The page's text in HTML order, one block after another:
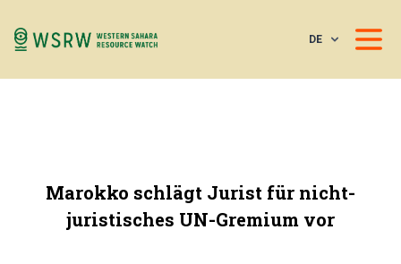
DE
Marokko schlägt Jurist für nicht-
juristisches UN-Gremium vor